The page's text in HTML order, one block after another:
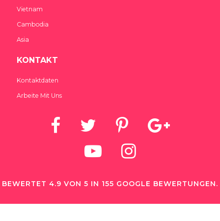
Vietnam
Cambodia
Asia
KONTAKT
Kontaktdaten
Arbeite Mit Uns
BEWERTET 4.9 VON 5 IN 155 GOOGLE BEWERTUNGEN.